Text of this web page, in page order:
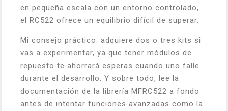
en pequeña escala con un entorno controlado,
el RC522 ofrece un equilibrio difícil de superar.
Mi consejo práctico: adquiere dos o tres kits si
vas a experimentar, ya que tener módulos de
repuesto te ahorrará esperas cuando uno falle
durante el desarrollo. Y sobre todo, lee la
documentación de la librería MFRC522 a fondo
antes de intentar funciones avanzadas como la